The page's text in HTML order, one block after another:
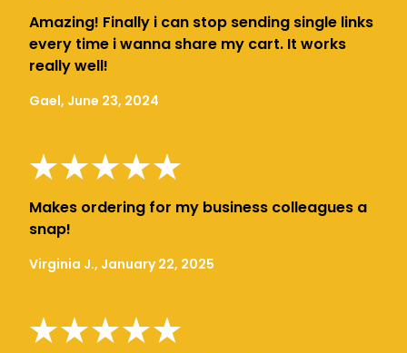
Amazing! Finally i can stop sending single links
every time i wanna share my cart. It works
really well!
Gael, June 23, 2024
Makes ordering for my business colleagues a
snap!
Virginia J., January 22, 2025